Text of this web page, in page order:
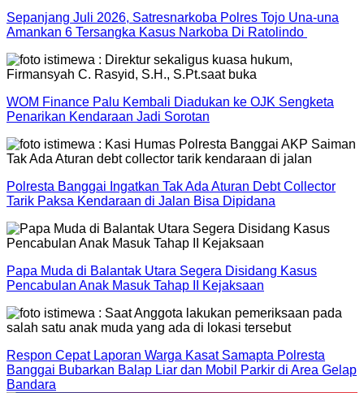
Sepanjang Juli 2026, Satresnarkoba Polres Tojo Una-una
Amankan 6 Tersangka Kasus Narkoba Di Ratolindo
WOM Finance Palu Kembali Diadukan ke OJK Sengketa
Penarikan Kendaraan Jadi Sorotan
Polresta Banggai Ingatkan Tak Ada Aturan Debt Collector
Tarik Paksa Kendaraan di Jalan Bisa Dipidana
Papa Muda di Balantak Utara Segera Disidang Kasus
Pencabulan Anak Masuk Tahap II Kejaksaan
Respon Cepat Laporan Warga Kasat Samapta Polresta
Banggai Bubarkan Balap Liar dan Mobil Parkir di Area Gelap
Bandara